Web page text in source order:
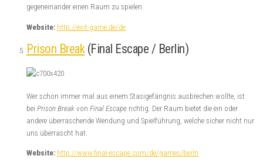
gegeneinander einen Raum zu spielen.
Website: http://exit-game.de/de
Prison Break(Final Escape / Berlin)
Wer schon immer mal aus einem Stasigefängnis ausbrechen wollte, ist
bei Prison Break von Final Escape richtig. Der Raum bietet die ein oder
andere überraschende Wendung und Spielführung, welche sicher nicht nur
uns überrascht hat.
Website: http://www.final-escape.com/de/games/berln